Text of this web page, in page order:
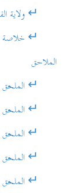
↵ ولاية
↵ خلاصة
الملاحق
↵ الملحق
↵ الملحق
↵ الملحق
↵ الملحق
↵ الملحق